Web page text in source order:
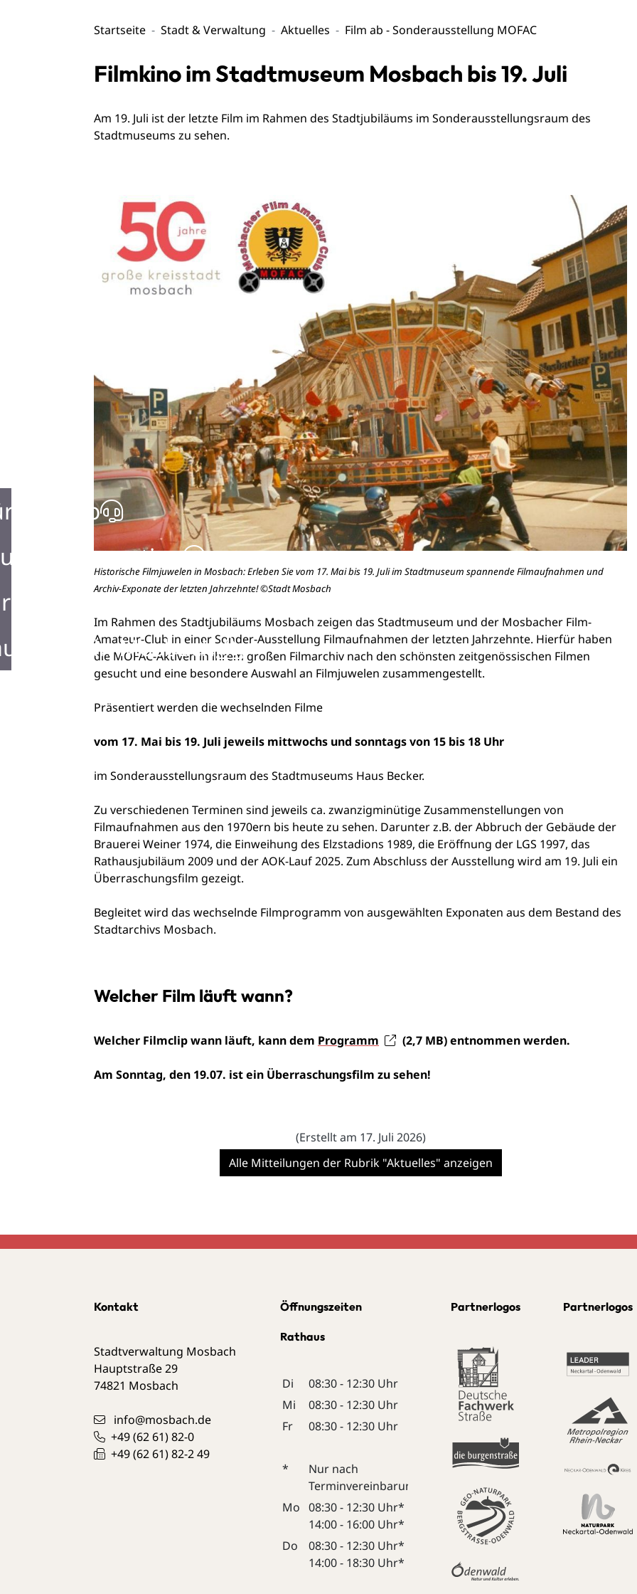
Startseite Stadt & Verwaltung Aktuelles Film ab - Sonderausstellung MOFAC
Information
in Mosbach
in Mosbach
Filmkino im Stadtmuseum Mosbach bis 19. Juli
Am 19. Juli ist der letzte Film im Rahmen des Stadtjubiläums im Sonderausstellungsraum des
Stadtmuseums zu sehen.
Historische Filmjuwelen in Mosbach: Erleben Sie vom 17. Mai bis 19. Juli im Stadtmuseum spannende Filmaufnahmen und
Archiv-Exponate der letzten Jahrzehnte! ©Stadt Mosbach
Im Rahmen des Stadtjubiläums Mosbach zeigen das Stadtmuseum und der Mosbacher Film-
Amateur-Club in einer Sonder-Ausstellung Filmaufnahmen der letzten Jahrzehnte. Hierfür haben
die MOFAC-Aktiven in ihrem großen Filmarchiv nach den schönsten zeitgenössischen Filmen
gesucht und eine besondere Auswahl an Filmjuwelen zusammengestellt.
Präsentiert werden die wechselnden Filme
vom 17. Mai bis 19. Juli jeweils mittwochs und sonntags von 15 bis 18 Uhr
im Sonderausstellungsraum des Stadtmuseums Haus Becker.
Zu verschiedenen Terminen sind jeweils ca. zwanzigminütige Zusammenstellungen von
Filmaufnahmen aus den 1970ern bis heute zu sehen. Darunter z.B. der Abbruch der Gebäude der
Brauerei Weiner 1974, die Einweihung des Elzstadions 1989, die Eröffnung der LGS 1997, das
Rathausjubiläum 2009 und der AOK-Lauf 2025. Zum Abschluss der Ausstellung wird am 19. Juli ein
Überraschungsfilm gezeigt.
Begleitet wird das wechselnde Filmprogramm von ausgewählten Exponaten aus dem Bestand des
Stadtarchivs Mosbach.
Welcher Film läuft wann?
Welcher Filmclip wann läuft, kann dem Programm (2,7 MB)entnommen werden.
Am Sonntag, den 19.07. ist ein Überraschungsfilm zu sehen!
(Erstellt am 17. Juli 2026)
Alle Mitteilungen der Rubrik "Aktuelles" anzeigen
Kontakt
Stadtverwaltung Mosbach
Hauptstraße 29
74821 Mosbach
info@mosbach.de
+49 (6261) 82-0
+49 (6261) 82-249
Öffnungszeiten
Rathaus
Di
08:30 - 12:30 Uhr
Mi
08:30 - 12:30 Uhr
Fr
08:30 - 12:30 Uhr
*
Nur nach
Terminvereinbarung:
Mo
08:30 - 12:30 Uhr*
14:00 - 16:00 Uhr*
Do
08:30 - 12:30 Uhr*
14:00 - 18:30 Uhr*
Partnerlogos Partnerlogos